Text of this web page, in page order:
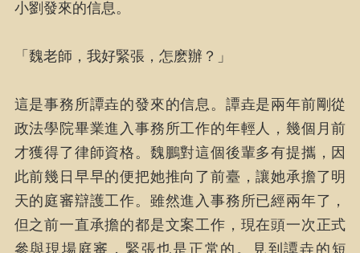
小劉發來的信息。
「魏老師，我好緊張，怎麽辦？」
這是事務所譚垚的發來的信息。譚垚是兩年前剛從
政法學院畢業進入事務所工作的年輕人，幾個月前
才獲得了律師資格。魏鵬對這個後輩多有提攜，因
此前幾日早早的便把她推向了前臺，讓她承擔了明
天的庭審辯護工作。雖然進入事務所已經兩年了，
但之前一直承擔的都是文案工作，現在頭一次正式
參與現場庭審，緊張也是正常的。見到譚垚的短